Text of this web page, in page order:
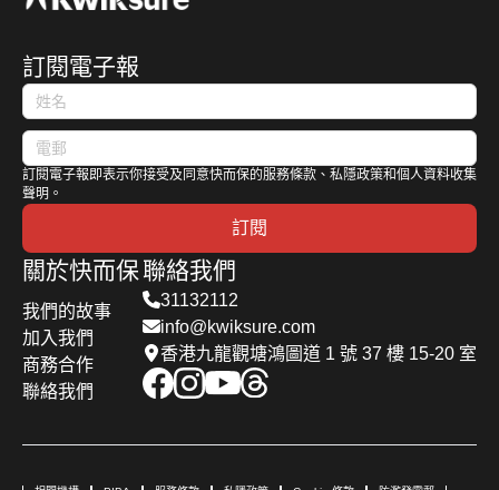
訂閱電子報
訂閱電子報即表示你接受及同意快而保的服務條款、私隱政策和個人資料收集
聲明。
訂閱
關於快而保
我們的故事
加入我們
商務合作
聯絡我們
聯絡我們
31132112
info@kwiksure.com
香港九龍觀塘鴻圖道 1 號 37 樓 15-20 室